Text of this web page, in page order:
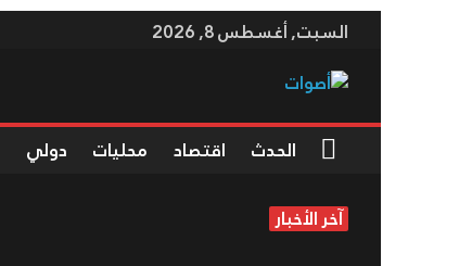
Skip
content
السبت, أغسطس 8, 2026
أصوات
موقع
الحدث اقتصاد محليات دولي
آخر الأخبار